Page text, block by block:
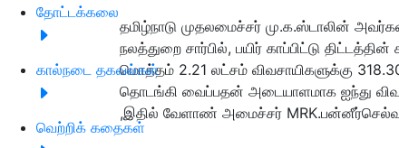
தோட்டக்கலை
கால்நடை தகவல்கள்
வெற்றிக் கதைகள்
தமிழ்நாடு முதலமைச்சர் மு.க.ஸ்டாலின்
நலத்துறை சார்பில், பயிர் காப்பிட்டு
மொத்தம் 2.21 லட்சம் விவசாயிகளுக்கு
தொடங்கி வைப்பதன் அடையாளமாக ஐந்து
,இதில் வேளாண் அமைச்சர்